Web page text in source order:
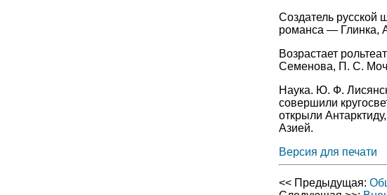
Создатель русской
романса — Глинка,
Возрастает
Семенова, П. С.
Наука. Ю. Ф.
совершили
открыли
Азией.
Версия для печати
<< Предыдущая: